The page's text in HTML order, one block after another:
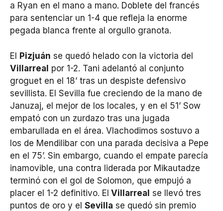
a Ryan en el mano a mano. Doblete del francés
para sentenciar un 1-4 que refleja la enorme
pegada blanca frente al orgullo granota.
El Pizjuán se quedó helado con la victoria del
Villarreal por 1-2. Tani adelantó al conjunto
groguet en el 18’ tras un despiste defensivo
sevillista. El Sevilla fue creciendo de la mano de
Januzaj, el mejor de los locales, y en el 51’ Sow
empató con un zurdazo tras una jugada
embarullada en el área. Vlachodimos sostuvo a
los de Mendilibar con una parada decisiva a Pepe
en el 75’. Sin embargo, cuando el empate parecía
inamovible, una contra liderada por Mikautadze
terminó con el gol de Solomon, que empujó a
placer el 1-2 definitivo. El Villarreal se llevó tres
puntos de oro y el Sevilla se quedó sin premio